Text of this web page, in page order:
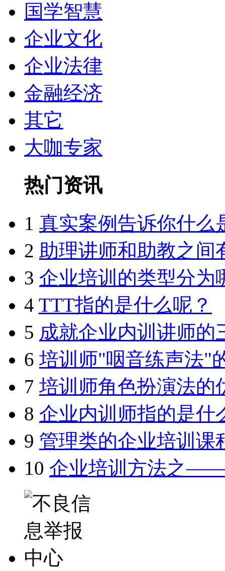
国学智慧
企业文化
企业法律
金融经济
其它
大咖专家
热门资讯
1 真实案例告诉你什么
2 助理讲师和助教之间
3 企业培训的类型分为
4 TTT指的是什么呢？
5 成就企业内训讲师的
6 培训师"咽音练声法"
7 培训师角色扮演法的
8 企业内训师指的是什
9 管理类的企业培训课
10 企业培训方法之